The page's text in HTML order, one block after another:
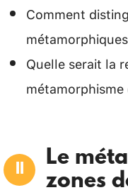
Comment
Quelle serait la
Le
zones